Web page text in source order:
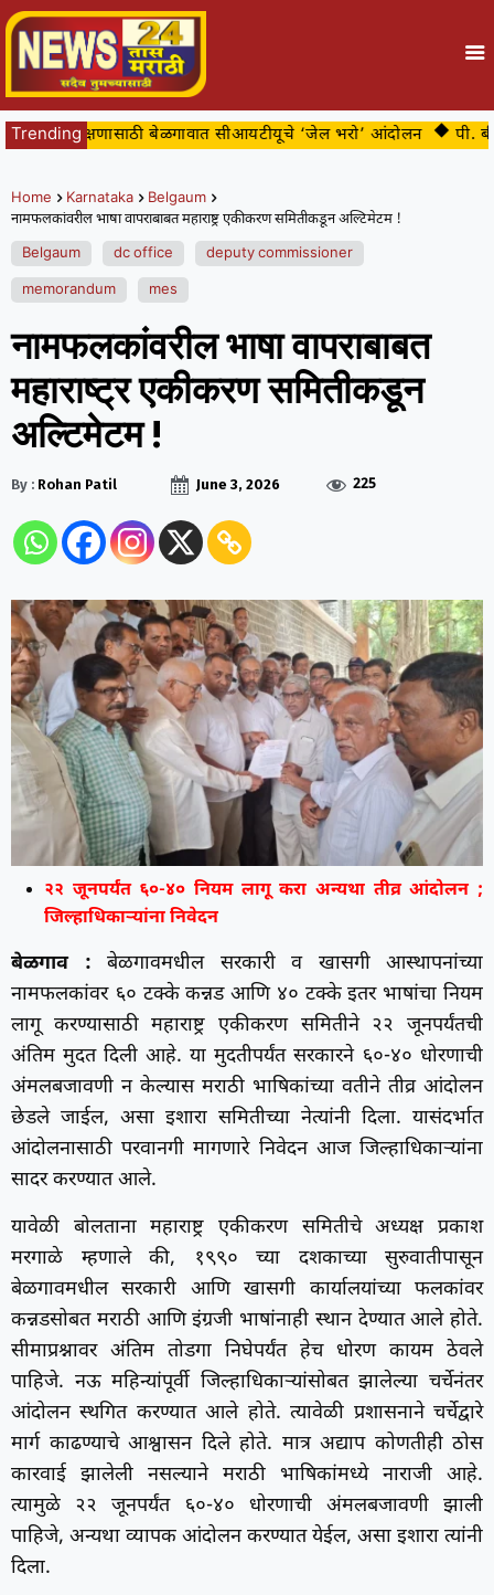
Trending
संरक्षणासाठी बेळगावात सीआयटीयूचे ‘जेल भरो’ आंदोलन पी. बी.
Home Karnataka
Belgaum
नामफलकांवरील भाषा वापराबाबत महाराष्ट्र एकीकरण समितीकडून अल्टिमेटम !
Belgaum
dc office
deputy commissioner
memorandum
mes
नामफलकांवरील भाषा वापराबाबत
महाराष्ट्र एकीकरण समितीकडून
अल्टिमेटम !
By : Rohan Patil June 3, 2026 225
२२ जूनपर्यंत ६०-४० नियम लागू करा अन्यथा तीव्र आंदोलन ;
जिल्हाधिकाऱ्यांना निवेदन
बेळगाव : बेळगावमधील सरकारी व खासगी आस्थापनांच्या
नामफलकांवर ६० टक्के कन्नड आणि ४० टक्के इतर भाषांचा नियम
लागू करण्यासाठी महाराष्ट्र एकीकरण समितीने २२ जूनपर्यंतची
अंतिम मुदत दिली आहे. या मुदतीपर्यंत सरकारने ६०-४० धोरणाची
अंमलबजावणी न केल्यास मराठी भाषिकांच्या वतीने तीव्र आंदोलन
छेडले जाईल, असा इशारा समितीच्या नेत्यांनी दिला. यासंदर्भात
आंदोलनासाठी परवानगी मागणारे निवेदन आज जिल्हाधिकाऱ्यांना
सादर करण्यात आले.
यावेळी बोलताना महाराष्ट्र एकीकरण समितीचे अध्यक्ष प्रकाश
मरगाळे म्हणाले की, १९९० च्या दशकाच्या सुरुवातीपासून
बेळगावमधील सरकारी आणि खासगी कार्यालयांच्या फलकांवर
कन्नडसोबत मराठी आणि इंग्रजी भाषांनाही स्थान देण्यात आले होते.
सीमाप्रश्नावर अंतिम तोडगा निघेपर्यंत हेच धोरण कायम ठेवले
पाहिजे. नऊ महिन्यांपूर्वी जिल्हाधिकाऱ्यांसोबत झालेल्या चर्चेनंतर
आंदोलन स्थगित करण्यात आले होते. त्यावेळी प्रशासनाने चर्चेद्वारे
मार्ग काढण्याचे आश्वासन दिले होते. मात्र अद्याप कोणतीही ठोस
कारवाई झालेली नसल्याने मराठी भाषिकांमध्ये नाराजी आहे.
त्यामुळे २२ जूनपर्यंत ६०-४० धोरणाची अंमलबजावणी झाली
पाहिजे, अन्यथा व्यापक आंदोलन करण्यात येईल, असा इशारा त्यांनी
दिला.